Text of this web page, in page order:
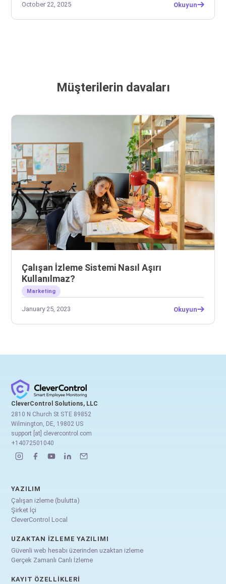
October 22, 2025 Okuyun
Müşterilerin davaları
Çalışan İzleme Sistemi Nasıl Aşırı
Kullanılmaz?
Marketing
January 25, 2023 Okuyun
CleverControl Solutions, LLC
2810 N Church St STE 89852
Wilmington, DE, 19802 US
support [at] clevercontrol.com
+14072501040
YAZILIM
Çalışan izleme (bulutta)
Şirket İçi
CleverControl Local
UZAKTAN İZLEME YAZILIMI
Güvenli web hesabı üzerinden uzaktan izleme
Gerçek Zamanlı Canlı İzleme
KAYIT ÖZELLIKLERI